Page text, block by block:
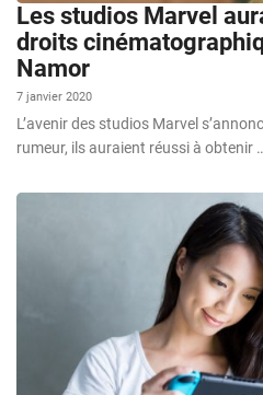
Les studios Marvel
droits
Namor
7 janvier 2020
L’avenir des studios Marvel
rumeur, ils auraient réussi à obtenir